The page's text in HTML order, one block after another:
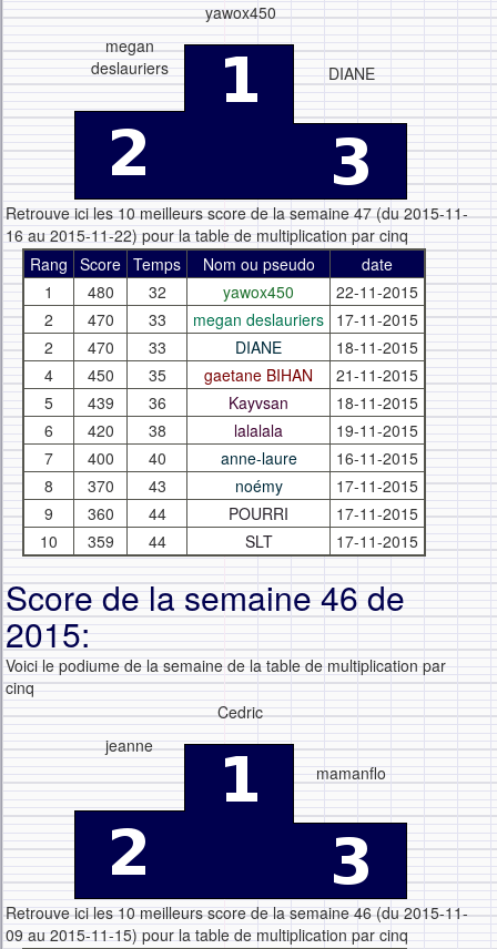
megan
deslauriers
yawox450
DIANE
Retrouve ici les 10 meilleurs score de la semaine 47 (du 2015-11-
16 au 2015-11-22) pour la table de multiplication par cinq
Rang Score Temps Nom ou pseudo
date
1
480 32 yawox450
22-11-2015
2
470 33 megan deslauriers 17-11-2015
2
470 33 DIANE
18-11-2015
4
450 35 gaetane BIHAN
21-11-2015
5
439 36 Kayvsan
18-11-2015
6
420 38 lalalala
19-11-2015
7
400 40 anne-laure
16-11-2015
8
370 43 noémy
17-11-2015
9
360 44 POURRI
17-11-2015
10
359 44 SLT 17-11-2015
Score de la semaine 46 de
2015:
Voici le podiume de la semaine de la table de multiplication par
cinq
jeanne
Cedric
mamanflo
Retrouve ici les 10 meilleurs score de la semaine 46 (du 2015-11-
09 au 2015-11-15) pour la table de multiplication par cinq